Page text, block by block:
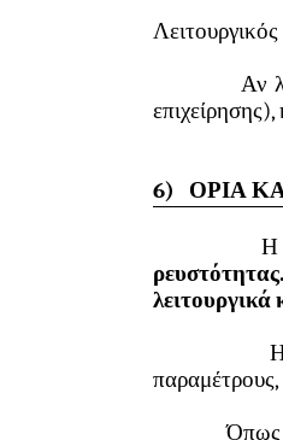
Αν λοιπόν
6) ΟΡΙΑ
Η
ρευστότητας.
λειτουργικά
Η
Όπως